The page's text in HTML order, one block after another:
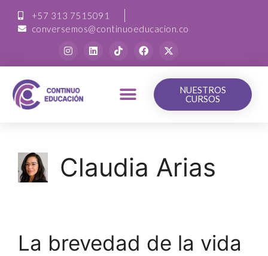
+57 313 7515091
conversemos@continuoeducacion.co
NUESTROS
CURSOS
Claudia Arias
La brevedad de la vida